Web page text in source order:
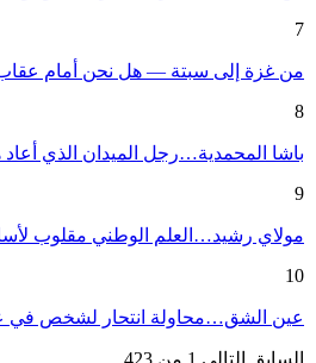
7
من غزة إلى سبتة — هل نحن أمام عقاب
8
باشا المحمدية…رجل الميدان الذي
9
مولاي رشيد…العلم الوطني مقلوب
10
عين الشق…محاولة انتحار لشخص في
السابق التالي 1 من 423